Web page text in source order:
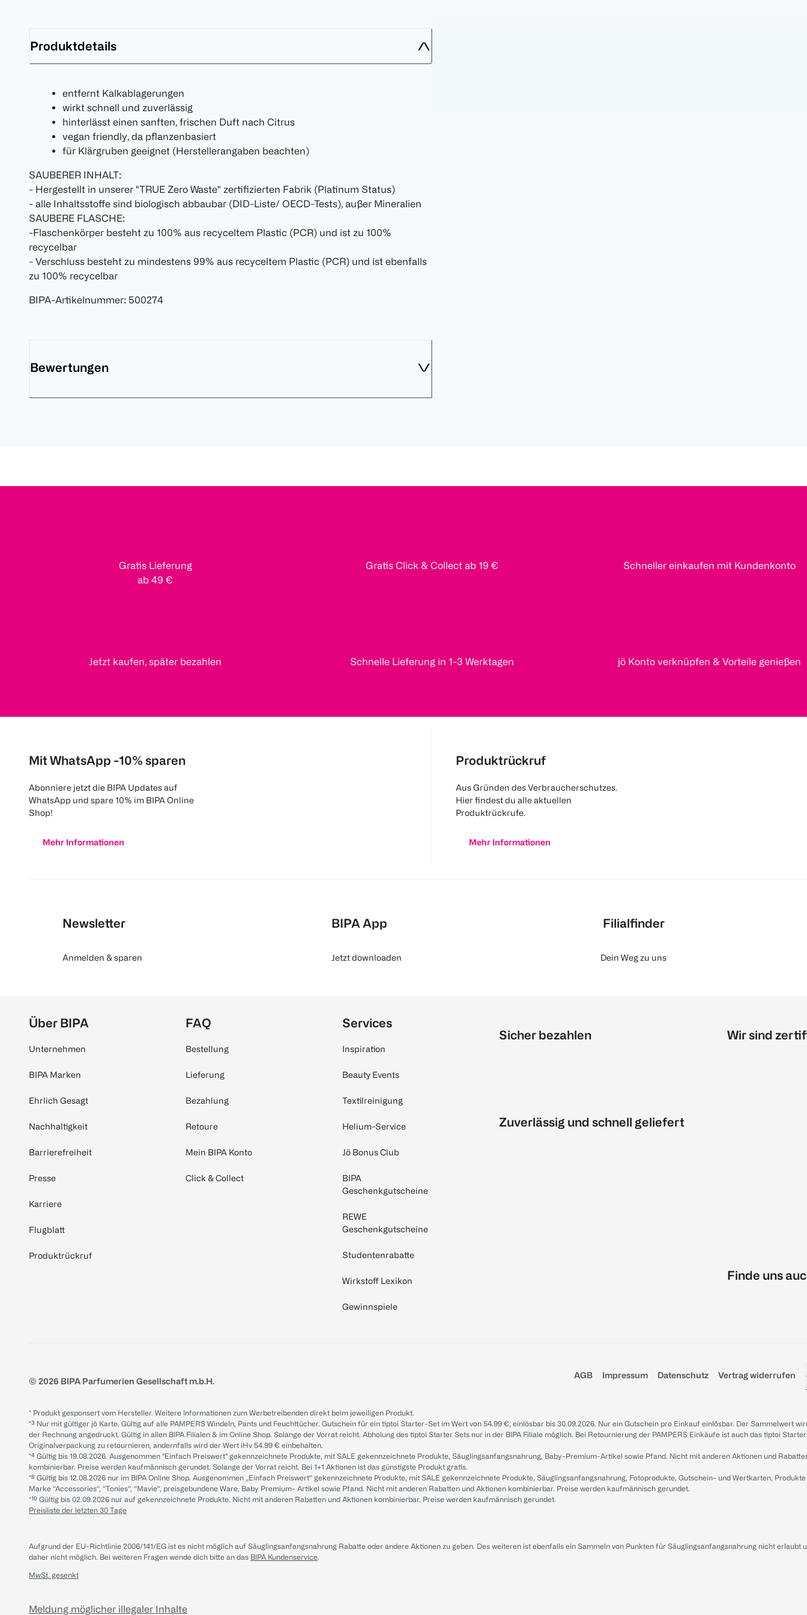
Produktdetails
entfernt Kalkablagerungen
wirkt schnell und zuverlässig
hinterlässt einen sanften, frischen Duft nach Citrus
vegan friendly, da pflanzenbasiert
für Klärgruben geeignet (Herstellerangaben beachten)
SAUBERER INHALT:
- Hergestellt in unserer "TRUE Zero Waste" zertifizierten Fabrik (Platinum Status)
- alle Inhaltsstoffe sind biologisch abbaubar (DID-Liste/ OECD-Tests), außer Mineralien
SAUBERE FLASCHE:
-Flaschenkörper besteht zu 100% aus recyceltem Plastic (PCR) und ist zu 100%
recycelbar
- Verschluss besteht zu mindestens 99% aus recyceltem Plastic (PCR) und ist ebenfalls
zu 100% recycelbar
BIPA-Artikelnummer: 500274
Bewertungen
Gratis Lieferung
ab 49 €
Gratis Click & Collect ab 19 € Schneller einkaufen mit Kundenkonto
Jetzt kaufen, später bezahlen Schnelle Lieferung in 1-3 Werktagen jö Konto verknüpfen & Vorteile genießen
Mit WhatsApp -10% sparen
Abonniere jetzt die BIPA Updates auf
WhatsApp und spare 10% im BIPA Online
Shop!
Mehr Informationen
Produktrückruf
Aus Gründen des Verbraucherschutzes.
Hier findest du alle aktuellen
Produktrückrufe.
Mehr Informationen
Newsletter
Anmelden & sparen
BIPA App
Jetzt downloaden
Filialfinder
Dein Weg zu uns
Über BIPA
Unternehmen
BIPA Marken
Ehrlich Gesagt
Nachhaltigkeit
Barrierefreiheit
Presse
Karriere
Flugblatt
Produktrückruf
FAQ
Bestellung
Lieferung
Bezahlung
Retoure
Mein BIPA Konto
Click & Collect
Services
Inspiration
Beauty Events
Textilreinigung
Helium-Service
Jö Bonus Club
BIPA
Geschenkgutscheine
REWE
Geschenkgutscheine
Studentenrabatte
Wirkstoff Lexikon
Gewinnspiele
Sicher bezahlen
Zuverlässig und schnell geliefert
Wir sind
Finde uns
© 2026 BIPA Parfumerien Gesellschaft m.b.H.
AGB Impressum Datenschutz Vertrag widerrufen
* Produkt gesponsert vom Hersteller. Weitere Informationen zum Werbetreibenden direkt beim jeweiligen Produkt.
*³ Nur mit gültiger jö Karte. Gültig auf alle PAMPERS Windeln, Pants und Feuchttücher. Gutschein für ein tiptoi Starter-Set im Wert von 54.99 €, einlösbar bis 30.09.2026. Nur ein Gutschein pro Einkauf einlösbar. Der Sammelwert
der Rechnung angedruckt. Gültig in allen BIPA Filialen & im Online Shop. Solange der Vorrat reicht. Abholung des tiptoi Starter Sets nur in der BIPA Filiale möglich. Bei Retournierung der PAMPERS Einkäufe ist auch das tiptoi
Originalverpackung zu retournieren, andernfalls wird der Wert iHv 54.99 € einbehalten.
*⁴ Gültig bis 19.08.2026. Ausgenommen "Einfach Preiswert" gekennzeichnete Produkte, mit SALE gekennzeichnete Produkte, Säuglingsanfangsnahrung, Baby-Premium-Artikel sowie Pfand. Nicht mit anderen Aktionen und
kombinierbar. Preise werden kaufmännisch gerundet. Solange der Vorrat reicht. Bei 1+1 Aktionen ist das günstigste Produkt gratis.
*⁸ Gültig bis 12.08.2026 nur im BIPA Online Shop. Ausgenommen „Einfach Preiswert“ gekennzeichnete Produkte, mit SALE gekennzeichnete Produkte, Säuglingsanfangsnahrung, Fotoprodukte, Gutschein- und Wertkarten,
Marke “Accessories“, “Tonies“, “Mavie“, preisgebundene Ware, Baby Premium- Artikel sowie Pfand. Nicht mit anderen Rabatten und Aktionen kombinierbar. Preise werden kaufmännisch gerundet.
*¹⁰ Gültig bis 02.09.2026 nur auf gekennzeichnete Produkte. Nicht mit anderen Rabatten und Aktionen kombinierbar. Preise werden kaufmännisch gerundet.
Preisliste der letzten 30 Tage
Aufgrund der EU-Richtlinie 2006/141/EG ist es nicht möglich auf Säuglingsanfangsnahrung Rabatte oder andere Aktionen zu geben. Des weiteren ist ebenfalls ein Sammeln von Punkten für Säuglingsanfangsnahrung nicht erlaubt
daher nicht möglich. Bei weiteren Fragen wende dich bitte an das BIPA Kundenservice.
MwSt. gesenkt
Meldung möglicher illegaler Inhalte